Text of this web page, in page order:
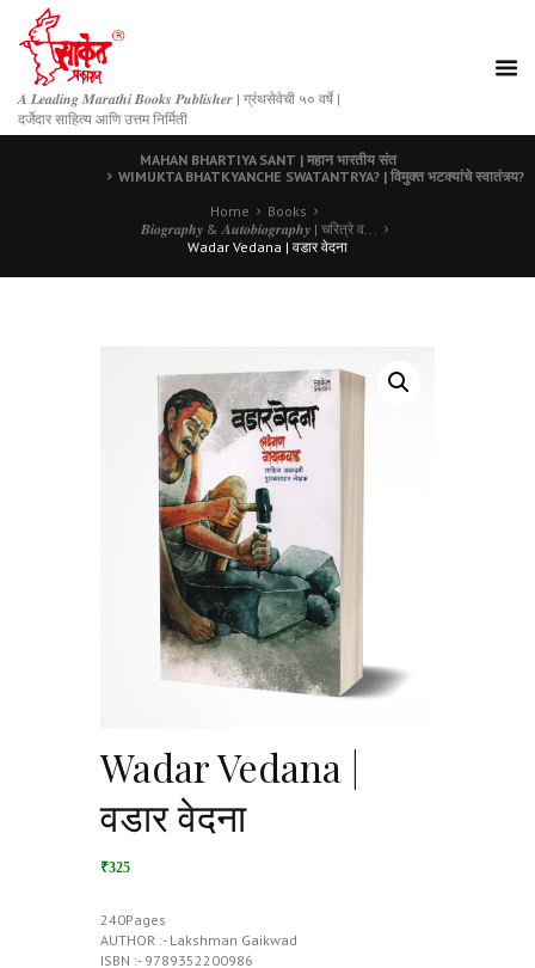
𝑨 𝑳𝒆𝒂𝒅𝒊𝒏𝒈 𝑴𝒂𝒓𝒂𝒕𝒉𝒊 𝑩𝒐𝒐𝒌𝒔 𝑷𝒖𝒃𝒍𝒊𝒔𝒉𝒆𝒓 | ग्रंथसेवेची ५० वर्षे |
दर्जेदार साहित्य आणि उत्तम निर्मिती
MAHAN BHARTIYA SANT | महान भारतीय संत
WIMUKTA BHATKYANCHE SWATANTRYA? | विमुक्त भटक्यांचे स्वातंत्र्य?
Home
Books
𝑩𝒊𝒐𝒈𝒓𝒂𝒑𝒉𝒚 & 𝑨𝒖𝒕𝒐𝒃𝒊𝒐𝒈𝒓𝒂𝒑𝒉𝒚 | चरित्रे व...
Wadar Vedana | वडार वेदना
Wadar Vedana |
वडार वेदना
₹325
240Pages
AUTHOR :- Lakshman Gaikwad
ISBN :- 9789352200986